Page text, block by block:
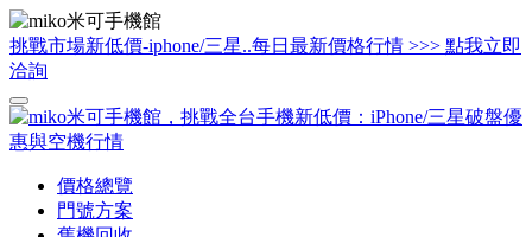
挑戰市場新低價-iphone/三星..每日最新價格行情 >>> 點我立即
洽詢
價格總覽
門號方案